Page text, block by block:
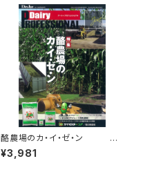
酪農場のカ・イ・ゼ・ン
Dairy PROFESSIONAL V
¥3,981